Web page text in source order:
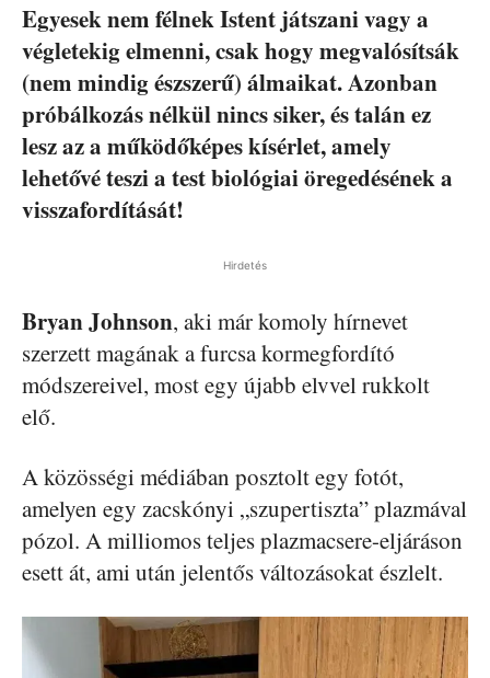
Egyesek nem félnek Istent játszani vagy a
végletekig elmenni, csak hogy megvalósítsák
(nem mindig észszerű) álmaikat. Azonban
próbálkozás nélkül nincs siker, és talán ez
lesz az a működőképes kísérlet, amely
lehetővé teszi a test biológiai öregedésének a
visszafordítását!
Hirdetés
Bryan Johnson, aki már komoly hírnevet
szerzett magának a furcsa kormegfordító
módszereivel, most egy újabb elvvel rukkolt
elő.
A közösségi médiában posztolt egy fotót,
amelyen egy zacskónyi „szupertiszta” plazmával
pózol. A milliomos teljes plazmacsere-eljáráson
esett át, ami után jelentős változásokat észlelt.